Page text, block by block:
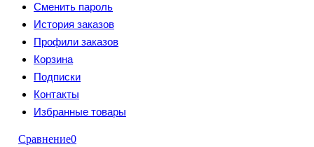
Сменить пароль
История заказов
Профили заказов
Корзина
Подписки
Контакты
Избранные товары
Сравнение0